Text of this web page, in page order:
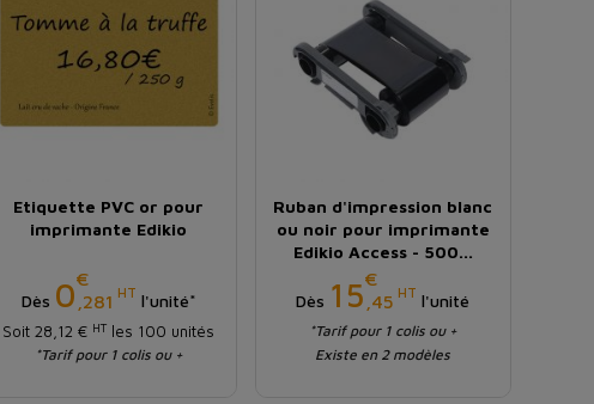
Etiquette PVC or pour
imprimante Edikio
Dès 0€
,281 HT l'unité*
Soit 28,12 € HT les 100 unités
*Tarif pour 1 colis ou +
Ruban d'impression blanc
ou noir pour imprimante
Edikio Access - 500...
Dès 15€
,45 HT l'unité
*Tarif pour 1 colis ou +
Existe en 2 modèles